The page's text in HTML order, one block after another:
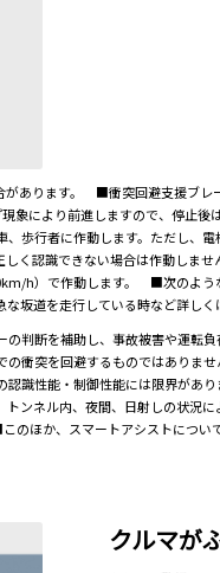
あります。 ■衝突回避支援ブレ
により前進しますので、停止
行者に作動します。ただし、
く認識できない場合は作動し
h）で作動します。 ■次の
道を走行している時など詳し
断を補助し、事故被害や運転
衝突を回避するものではありま
性能・制御性能には限界があ
ネル内、夜間、日射しの状況
か、スマートアシストについ
クルマが